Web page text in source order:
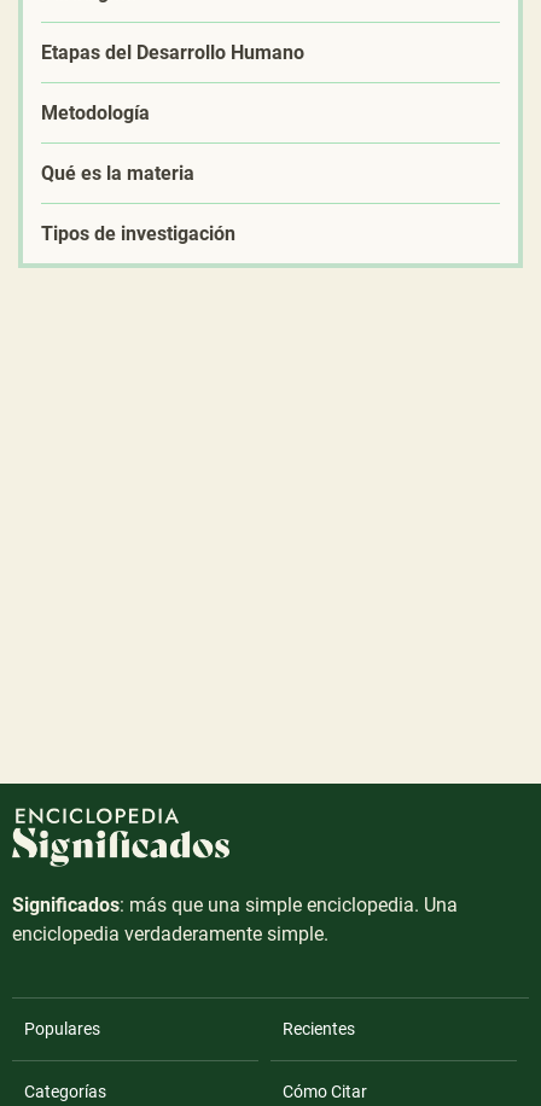
Etapas del Desarrollo Humano
Metodología
Qué es la materia
Tipos de investigación
Significados: más que una simple enciclopedia. Una
enciclopedia verdaderamente simple.
Populares Recientes
Categorías Cómo Citar